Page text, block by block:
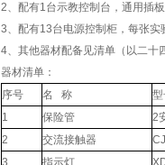
2、配有1台示教控制台，通用插
3、配有13台电源控制柜，每张实
4、其他器材配备见清单（以二十
器材清单：
序号
名 称 型
1
保险管 2
2
交流接触器
3
指示灯